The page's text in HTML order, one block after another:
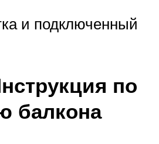
и подключенный
по
балкона